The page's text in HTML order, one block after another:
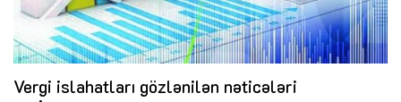
Vergi islahatları gözlənilən nəticələri